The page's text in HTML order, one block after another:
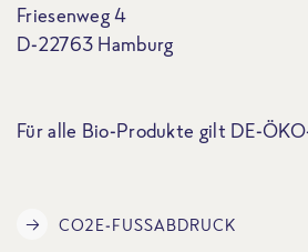
Friesenweg 4
D-22763 Hamburg
Für alle Bio-Produkte gilt DE-
CO2E-FUSSABDRUCK